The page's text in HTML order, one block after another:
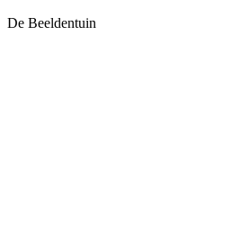
De Beeldentuin